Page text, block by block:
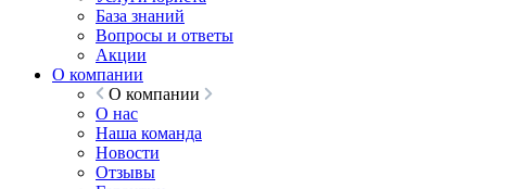
База знаний
Вопросы и ответы
Акции
О компании
О компании
О нас
Наша команда
Новости
Отзывы